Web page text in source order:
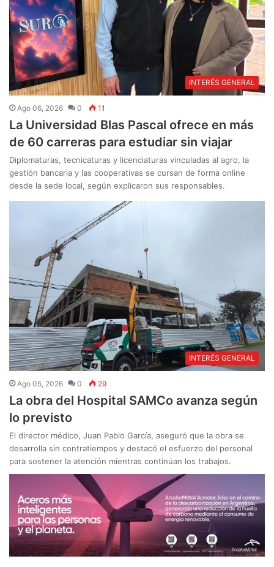
INTERÉS GENERAL
Ago 06, 2026 0 11
La Universidad Blas Pascal ofrece en más
de 60 carreras para estudiar sin viajar
Diplomaturas, tecnicaturas y licenciaturas vinculadas al agro, la
gestión bancaria y las cooperativas se cursan de forma online
desde la sede local, según explicaron sus responsables.
INTERÉS GENERAL
Ago 05, 2026 0 29
La obra del Hospital SAMCo avanza según
lo previsto
El director médico, Juan Pablo García, aseguró que la obra se
desarrolla sin contratiempos y destacó el esfuerzo del personal
para sostener la atención mientras continúan los trabajos.